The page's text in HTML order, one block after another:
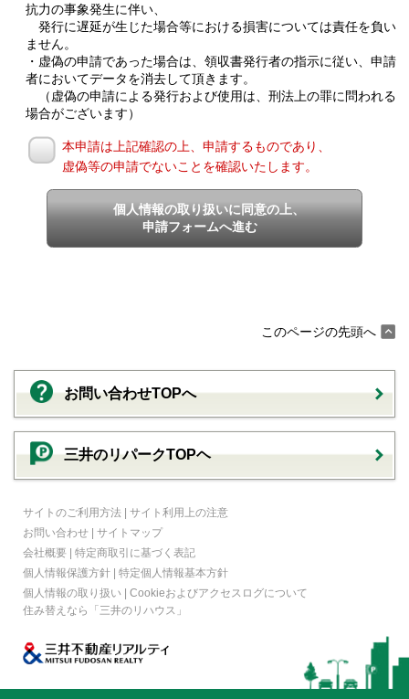
抗力の事象発生に伴い、
発行に遅延が生じた場合等における損害については責任を負い
ません。
・虚偽の申請であった場合は、領収書発行者の指示に従い、申請
者においてデータを消去して頂きます。
（虚偽の申請による発行および使用は、刑法上の罪に問われる
場合がございます）
本申請は上記確認の上、申請するものであり、
虚偽等の申請でないことを確認いたします。
個人情報の取り扱いに同意の上、
申請フォームへ進む
このページの先頭へ
お問い合わせTOPへ
三井のリパークTOPヘ
サイトのご利用方法 | サイト利用上の注意
お問い合わせ | サイトマップ
会社概要 | 特定商取引に基づく表記
個人情報保護方針 | 特定個人情報基本方針
個人情報の取り扱い | Cookieおよびアクセスログについて
住み替えなら
「三井のリハウス」